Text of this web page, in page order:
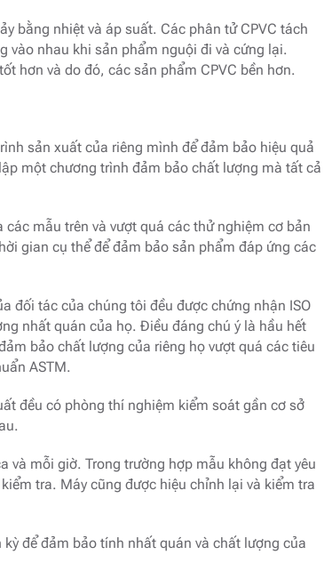
bằng nhiệt và áp suất. Các phân tử CPVC tách
vào nhau khi sản phẩm nguội đi và cứng lại.
hơn và do đó, các sản phẩm CPVC bền hơn.
sản xuất của riêng mình để đảm bảo hiệu quả
một chương trình đảm bảo chất lượng mà tất cả
mẫu trên và vượt quá các thử nghiệm cơ bản
gian cụ thể để đảm bảo sản phẩm đáp ứng các
đối tác của chúng tôi đều được chứng nhận ISO
nhất quán của họ. Điều đáng chú ý là hầu hết
bảo chất lượng của riêng họ vượt quá các tiêu
ASTM.
đều có phòng thí nghiệm kiểm soát gần cơ sở
và mỗi giờ. Trong trường hợp mẫu không đạt yêu
tra. Máy cũng được hiệu chỉnh lại và kiểm tra
để đảm bảo tính nhất quán và chất lượng của